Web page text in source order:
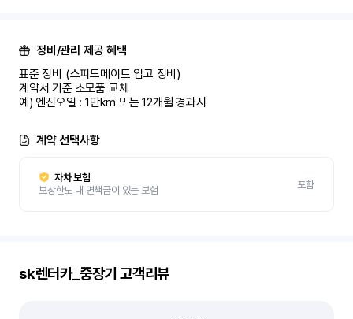
정비/관리 제공 혜택
표준 정비 (스피드메이트 입고 정비)
계약서 기준 소모품 교체
예) 엔진오일 : 1만km 또는 12개월 경과시
계약 선택사항
자차 보험
보상한도 내 면책금이 있는 보험
포함
sk렌터카_중장기 고객리뷰